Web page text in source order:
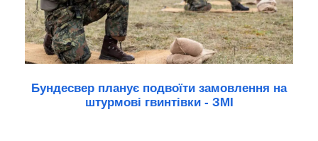
Бундесвер планує подвоїти замовлення на
штурмові гвинтівки - ЗМІ